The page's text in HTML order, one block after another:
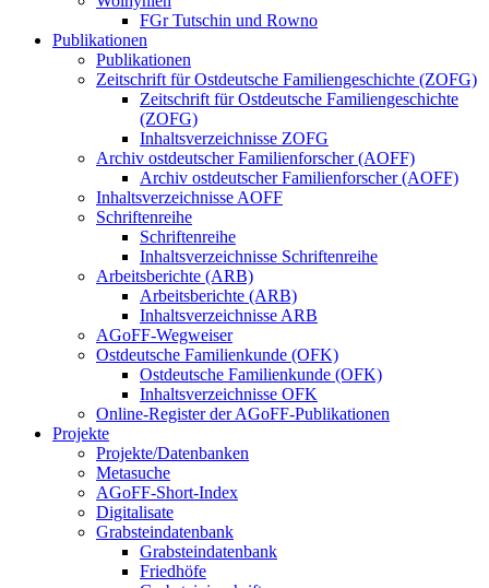
FGr Tutschin und Rowno
Publikationen
Publikationen
Zeitschrift für Ostdeutsche Familiengeschichte (ZOFG)
Zeitschrift für Ostdeutsche Familiengeschichte
(ZOFG)
Inhaltsverzeichnisse ZOFG
Archiv ostdeutscher Familienforscher (AOFF)
Archiv ostdeutscher Familienforscher (AOFF)
Inhaltsverzeichnisse AOFF
Schriftenreihe
Schriftenreihe
Inhaltsverzeichnisse Schriftenreihe
Arbeitsberichte (ARB)
Arbeitsberichte (ARB)
Inhaltsverzeichnisse ARB
AGoFF-Wegweiser
Ostdeutsche Familienkunde (OFK)
Ostdeutsche Familienkunde (OFK)
Inhaltsverzeichnisse OFK
Online-Register der AGoFF-Publikationen
Projekte
Projekte/Datenbanken
Metasuche
AGoFF-Short-Index
Digitalisate
Grabsteindatenbank
Grabsteindatenbank
Friedhöfe